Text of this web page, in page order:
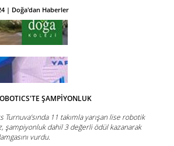
| Doğa'dan Haberler
ŞAMPİYONLUK
Turnuva’sında 11 takımla yarışan lise robotik
şampiyonluk dahil 3 değerli ödül kazanarak
vurdu.